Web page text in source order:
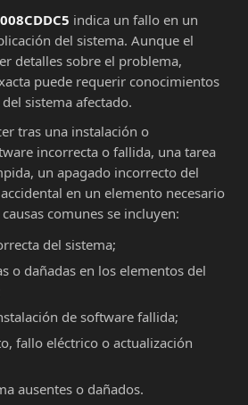
indica un fallo en un
del sistema. Aunque el
detalles sobre el problema,
puede requerir conocimientos
sistema afectado.
tras una instalación o
incorrecta o fallida, una tarea
un apagado incorrecto del
en un elemento necesario
comunes se incluyen:
del sistema;
o dañadas en los elementos del
de software fallida;
fallo eléctrico o actualización
ausentes o dañados.